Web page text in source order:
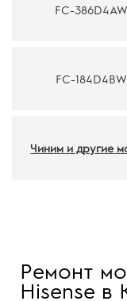
FC-
FC-
Чиним и другие
Ремонт
Hisense в